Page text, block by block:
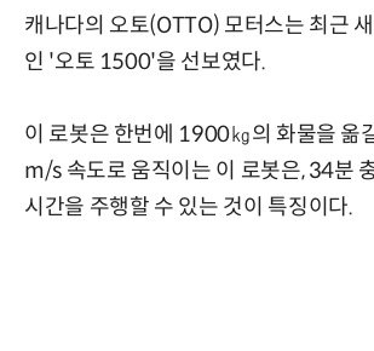
캐나다의 오토(OTTO) 모터스는 최근
인 '오토 1500'을 선보였다.
이 로봇은 한번에 1900㎏의 화물을 옮
m/s 속도로 움직이는 이 로봇은, 34분
시간을 주행할 수 있는 것이 특징이다.